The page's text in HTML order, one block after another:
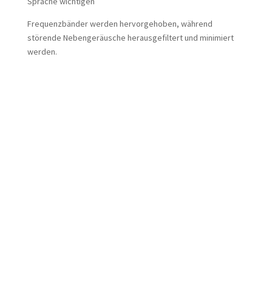
Frequenzbänder werden hervorgehoben, während
störende Nebengeräusche herausgefiltert und minimiert
werden.